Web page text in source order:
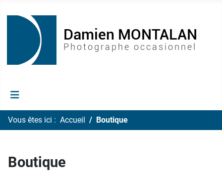
Vous êtes ici : Accueil Boutique
Boutique